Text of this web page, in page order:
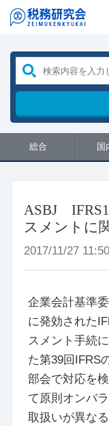
総合 国
ASBJ
スメントに
2017/11/27 11:50
企業会計基準
に発効された
スメント手続
た第39回IFRS
部会で対応を
て原則オンバ
取扱いが異な